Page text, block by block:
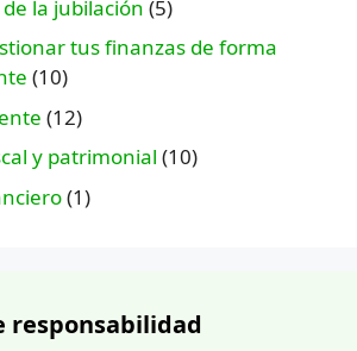
la jubilación (5)
tus finanzas de forma
(10)
(12)
y patrimonial (10)
(1)
responsabilidad